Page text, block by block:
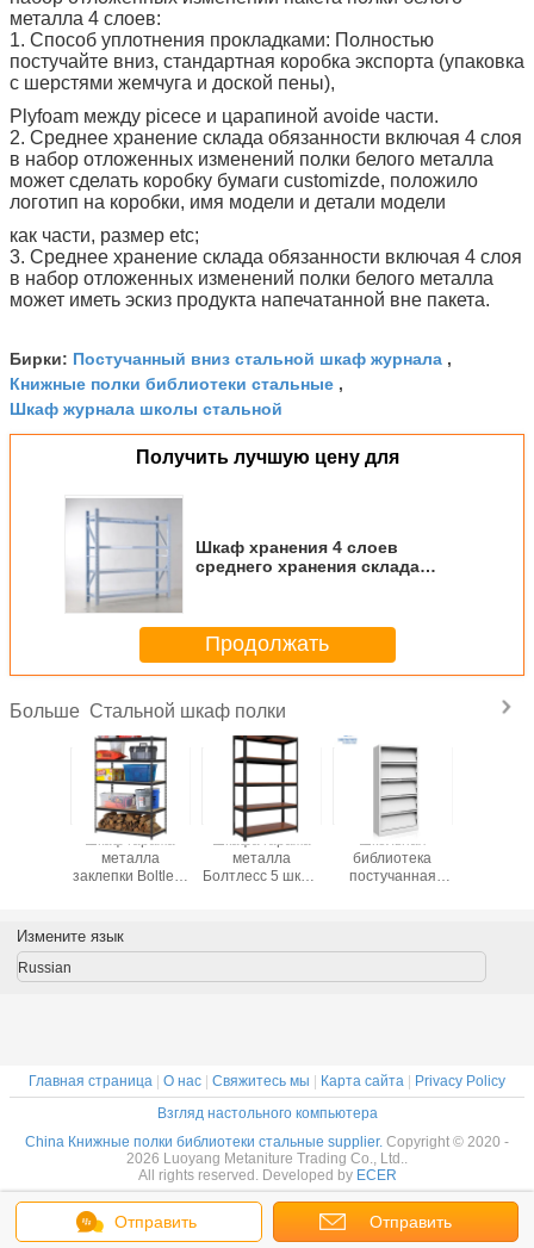
металла 4 слоев:
1. Способ уплотнения прокладками: Полностью
постучайте вниз, стандартная коробка экспорта (упаковка
с шерстями жемчуга и доской пены),
Plyfoam между picece и царапиной avoide части.
2. Среднее хранение склада обязанности включая 4 слоя
в набор отложенных изменений полки белого металла
может сделать коробку бумаги customizde, положило
логотип на коробки, имя модели и детали модели
как части, размер etc;
3. Среднее хранение склада обязанности включая 4 слоя
в набор отложенных изменений полки белого металла
может иметь эскиз продукта напечатанной вне пакета.
Бирки: Постучанный вниз стальной шкаф журнала ,
Книжные полки библиотеки стальные ,
Шкаф журнала школы стальной
Получить лучшую цену для
Шкаф хранения 4 слоев
среднего хранения склада
Продолжать
Больше Стальной шкаф полки
Шкаф гаража
металла
заклепки Boltless
ярусами
Шкафа гаража
металла
Болтлесс 5 шкаф
стальной для
Школьная
библиотека
постучанная
стального
Отправить Отправить
Измените язык
Russian
Главная страница | О нас | Свяжитесь мы | Карта сайта | Privacy Policy
Взгляд настольного компьютера
China Книжные полки библиотеки стальные supplier. Copyright © 2020 -
2026 Luoyang Metaniture Trading Co., Ltd..
All rights reserved. Developed by ECER